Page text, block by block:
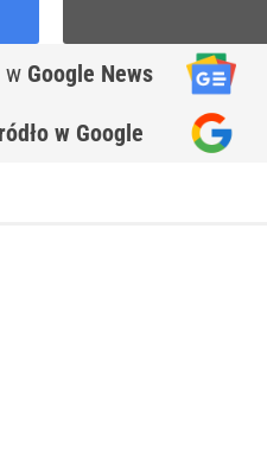
w Google News
w Google